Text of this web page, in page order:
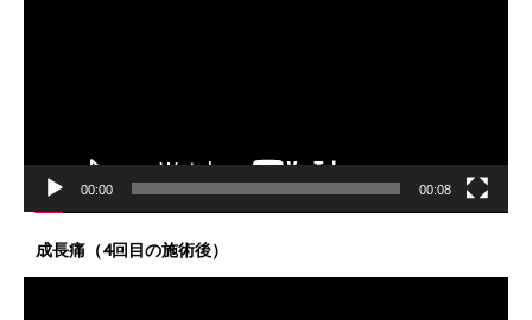
00:00 00:08
成長痛（4回目の施術後）